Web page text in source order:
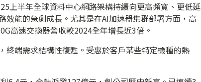
上半年全球資料中心網路架構持續向更高頻寬、更低延
效能的急劇成長。尤其是在AI加速器集群部署方面，高
高速交換器營收較2024全年增長近3倍。
終端需求結構性復甦。受惠於客戶某些特定機種的熱